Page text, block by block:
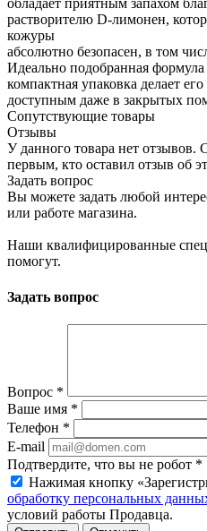
обладает приятным запахом
растворителю D-лимонен,
кожуры
абсолютно безопасен, в том
Идеально подобранная
компактная упаковка делает
доступным даже в закрытых
Сопутствующие товары
Отзывы
У данного товара нет отзывов.
первым, кто оставил отзыв об
Задать вопрос
Вы можете задать любой
или работе магазина.
Наши квалифицированные
помогут.
Задать вопрос
Вопрос *
Ваше имя *
Телефон *
E-mail
Подтвердите, что вы не робот *
Нажимая кнопку
обработку персональных
условий работы Продавца.